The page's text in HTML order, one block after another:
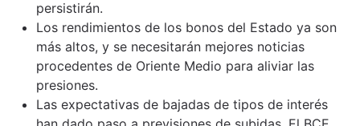
persistirán.
Los rendimientos de los bonos del Estado ya son
más altos, y se necesitarán mejores noticias
procedentes de Oriente Medio para aliviar las
presiones.
Las expectativas de bajadas de tipos de interés